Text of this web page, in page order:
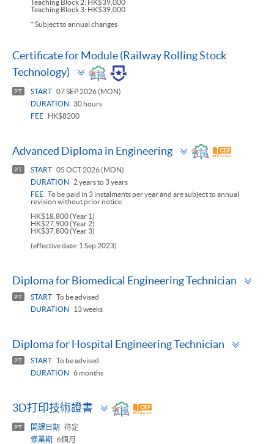
Teaching Block 2: HK$39,000
Teaching Block 3: HK$39,000
* Subject to annual changes
Certificate for Module (Railway Rolling Stock
Technology)
Toggle
panel
PT START 07 SEP 2026 (MON)
DURATION
30 hours
FEE
HK$8200
Advanced Diploma in Engineering
Toggle
panel
PT START 05 OCT 2026 (MON)
DURATION
2 years to 3 years
FEE To be paid in 3 instalments per year and are subject to annual
revision without prior notice.
HK$18,800 (Year 1)
HK$27,900 (Year 2)
HK$37,800 (Year 3)
(effective date: 1 Sep 2023)
Diploma for Biomedical Engineering Technician
PT START To be advised
DURATION
13 weeks
Diploma for Hospital Engineering Technician
PT START To be advised
DURATION
6 months
3D打印技術證書
Toggle
panel
PT 開課日期
待定
修業期
6個月